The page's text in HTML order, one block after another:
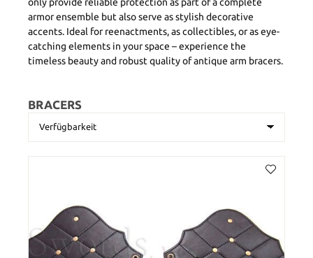
armor ensemble but also serve as stylish decorative
accents. Ideal for reenactments, as collectibles, or as eye-
catching elements in your space – experience the
timeless beauty and robust quality of antique arm bracers.
BRACERS